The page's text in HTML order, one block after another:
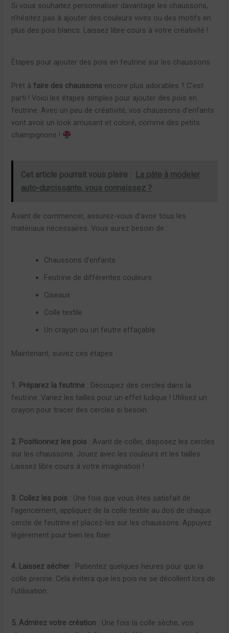
Si vous souhaitez personnaliser davantage les chaussons,
n’hésitez pas à ajouter des couleurs vives ou des motifs en
plus des pois blancs. Laissez libre cours à votre créativité !
Étapes pour ajouter des pois en feutrine sur les chaussons
Prêt à faire des chaussons encore plus adorables ? C’est
parti ! Voici les étapes simples pour ajouter des pois en
feutrine. Avec un peu de créativité, vos chaussons d’enfants
vont avoir un look amusant et coloré, comme des petits
champignons !
Cet article pourrait vous plaire :
La pâte à modeler
auto-durcissante, vous connaissez ?
Avant de commencer, assurez-vous d’avoir tous les
matériaux nécessaires. Vous aurez besoin de :
Chaussons d’enfants
Feutrine de différentes couleurs
Ciseaux
Colle textile
Un crayon ou un feutre effaçable
Maintenant, suivez ces étapes :
1. Préparez la feutrine : Découpez des cercles dans la
feutrine. Variez les tailles pour un effet ludique ! Utilisez un
crayon pour tracer des cercles si besoin.
2. Positionnez les pois : Avant de coller, disposez les cercles
sur les chaussons. Jouez avec les couleurs et les tailles.
Laissez libre cours à votre imagination !
3. Collez les pois : Une fois que vous êtes satisfait de
l’agencement, appliquez de la colle textile au dos de chaque
cercle de feutrine et placez-les sur les chaussons. Appuyez
légèrement pour bien les fixer.
4. Laissez sécher : Patientez quelques heures pour que la
colle prenne. Cela évitera que les pois ne se décollent lors de
l’utilisation.
5. Admirez votre création : Une fois la colle sèche, vos